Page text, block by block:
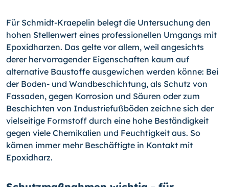
Für Schmidt-Kraepelin belegt die Untersuchung den
hohen Stellenwert eines profes­sionellen Umgangs mit
Epoxidharzen. Das gelte vor allem, weil angesichts
derer her­vorragender Eigenschaften kaum auf
alternative Baustoffe ausgewichen werden kön­ne: Bei
der Boden- und Wandbeschichtung, als Schutz von
Fassaden, gegen Korrosion und Säuren oder zum
Beschichten von Industriefußböden zeichne sich der
vielseitige Formstoff durch eine hohe Beständigkeit
gegen viele Chemikalien und Feuchtigkeit aus. So
kämen immer mehr Beschäftigte in Kontakt mit
Epoxidharz.